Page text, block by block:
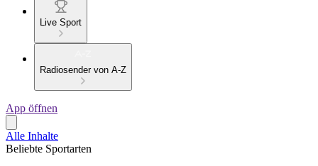
Live Sport
Radiosender von A-Z
App öffnen
Alle Inhalte
Beliebte Sportarten